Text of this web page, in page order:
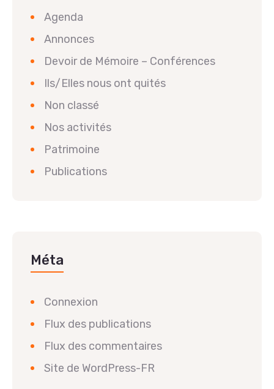
Agenda
Annonces
Devoir de Mémoire – Conférences
Ils/Elles nous ont quités
Non classé
Nos activités
Patrimoine
Publications
Méta
Connexion
Flux des publications
Flux des commentaires
Site de WordPress-FR